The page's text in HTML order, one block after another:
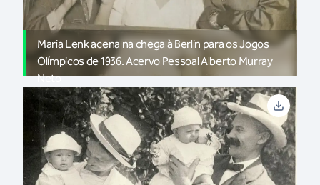
Maria Lenk acena na chega à Berlin para os Jogos
Olímpicos de 1936. Acervo Pessoal Alberto Murray
Neto